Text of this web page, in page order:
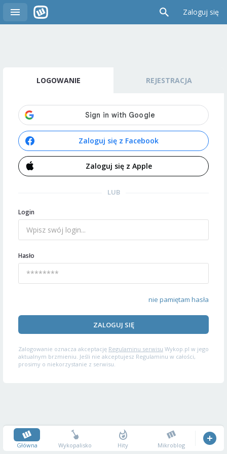
Zaloguj się
LOGOWANIE REJESTRACJA
Zaloguj się z Facebook
Zaloguj się z Apple
LUB
Login
Hasło
nie pamiętam hasła
ZALOGUJ SIĘ
Zalogowanie oznacza akceptację Regulaminu serwisu Wykop.pl w jego
aktualnym brzmieniu. Jeśli nie akceptujesz Regulaminu w całości,
prosimy o niekorzystanie z serwisu.
Główna Wykopalisko Hity Mikroblog